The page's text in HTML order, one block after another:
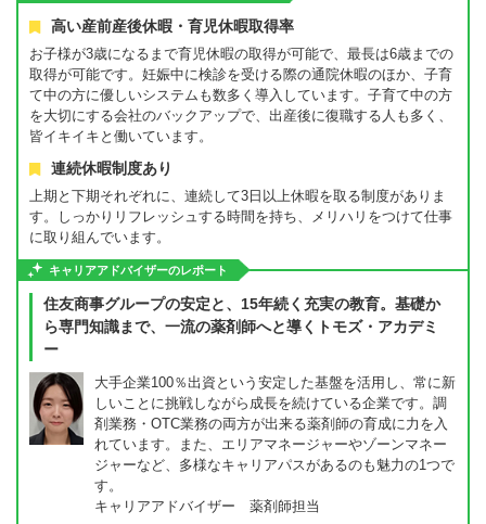
高い産前産後休暇・育児休暇取得率
お子様が3歳になるまで育児休暇の取得が可能で、最長は6歳までの
取得が可能です。妊娠中に検診を受ける際の通院休暇のほか、子育
て中の方に優しいシステムも数多く導入しています。子育て中の方
を大切にする会社のバックアップで、出産後に復職する人も多く、
皆イキイキと働いています。
連続休暇制度あり
上期と下期それぞれに、連続して3日以上休暇を取る制度がありま
す。しっかりリフレッシュする時間を持ち、メリハリをつけて仕事
に取り組んでいます。
キャリアアドバイザーのレポート
住友商事グループの安定と、15年続く充実の教育。基礎か
ら専門知識まで、一流の薬剤師へと導くトモズ・アカデミ
ー
大手企業100％出資という安定した基盤を活用し、常に新
しいことに挑戦しながら成長を続けている企業です。調
剤業務・OTC業務の両方が出来る薬剤師の育成に力を入
れています。また、エリアマネージャーやゾーンマネー
ジャーなど、多様なキャリアパスがあるのも魅力の1つで
す。
キャリアアドバイザー 薬剤師担当